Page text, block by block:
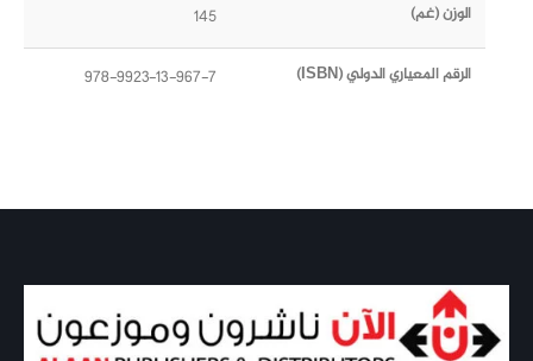
الوزن (غم) 145
الرقم المعياري الدولي (ISBN) 978-9923-13-967-7